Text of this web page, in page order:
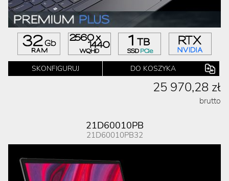
SKONFIGURUJ DO KOSZYKA
25 970,28 zł
brutto
21D60010PB
21D60010PB32